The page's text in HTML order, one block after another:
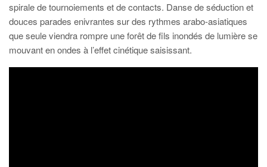
spirale de tournoiements et de contacts. Danse de séduction et
douces parades enivrantes sur des rythmes arabo-asiatiques
que seule viendra rompre une forêt de fils inondés de lumière se
mouvant en ondes à l’effet cinétique saisissant.